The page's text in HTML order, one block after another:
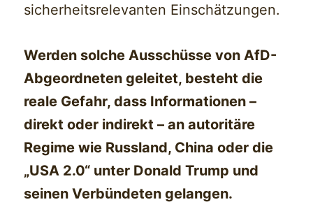
sicherheitsrelevanten Einschätzungen.
Werden solche Ausschüsse von AfD-
Abgeordneten geleitet, besteht die
reale Gefahr, dass Informationen –
direkt oder indirekt – an autoritäre
Regime wie Russland, China oder die
„USA 2.0“ unter Donald Trump und
seinen Verbündeten gelangen.